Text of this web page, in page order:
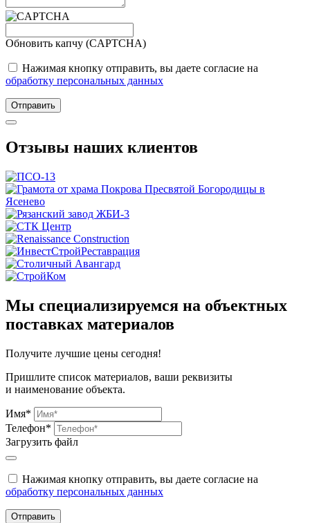
Обновить капчу (CAPTCHA)
Нажимая кнопку отправить, вы даете согласие на
обработку персональных данных
Отправить
Отзывы наших клиентов
Мы специализируемся на объектных
поставках материалов
Получите лучшие цены сегодня!
Пришлите список материалов, ваши реквизиты
и наименование объекта.
Имя*
Телефон*
Загрузить файл
Нажимая кнопку отправить, вы даете согласие на
обработку персональных данных
Отправить